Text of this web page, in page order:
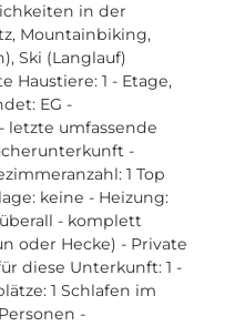
in der
Mountainbiking,
Ski (Langlauf)
Haustiere: 1 - Etage,
EG -
letzte umfassende
-
1 Top
keine - Heizung:
- komplett
oder Hecke) - Private
diese Unterkunft: 1 -
1 Schlafen im
-